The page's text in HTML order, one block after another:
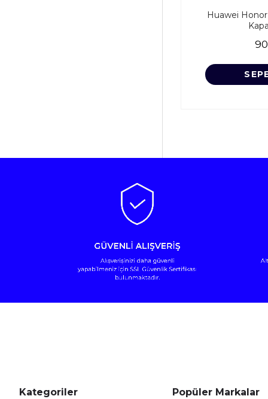
Huawei
Kategoriler Popüler Markalar